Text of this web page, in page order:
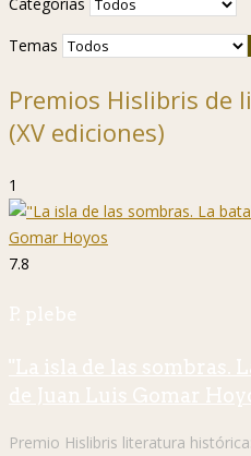
Temas
Premios Hislibris de
(XV ediciones)
1
7.8
P. plebe
"La isla de las sombras.
de Juan Luis Gomar
Premio Hislibris literatura histórica: